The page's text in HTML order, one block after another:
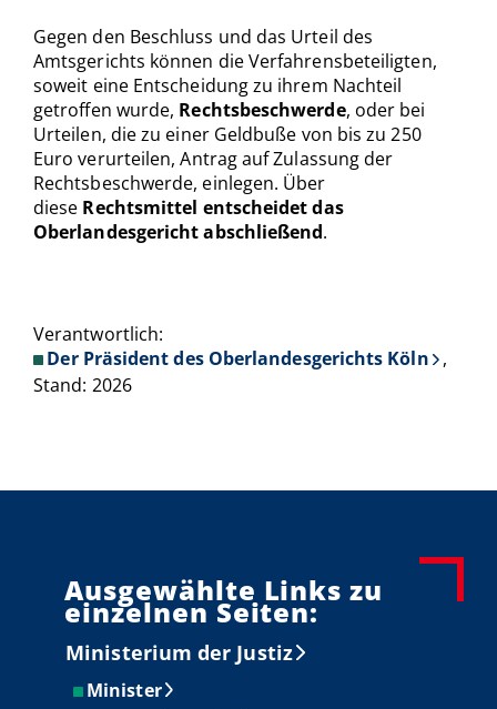
Gegen den Beschluss und das Urteil des
Amtsgerichts können die Verfahrensbeteiligten,
soweit eine Entscheidung zu ihrem Nachteil
getroffen wurde, Rechtsbeschwerde, oder bei
Urteilen, die zu einer Geldbuße von bis zu 250
Euro verurteilen, Antrag auf Zulassung der
Rechtsbeschwerde, einlegen. Über
diese Rechtsmittel entscheidet das
Oberlandesgericht abschließend.
Verantwortlich:
Der Präsident des Oberlandesgerichts Köln
,
Stand: 2026
Ausgewählte Links zu
einzelnen Seiten:
Ministerium der Justiz
Minister